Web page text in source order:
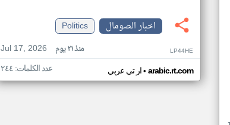
اخبار الصومال
Politics
Jul 17, 2026
منذ ٢١ يوم LP44HE
ار تي عربي• arabic.rt.com عدد الكلمات: ٢٤٤